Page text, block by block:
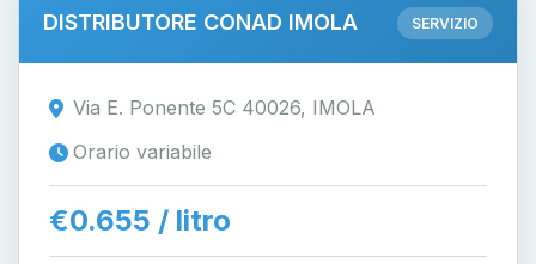
DISTRIBUTORE CONAD IMOLA SERVIZIO
Via E. Ponente 5C 40026, IMOLA
Orario variabile
€0.655 / litro